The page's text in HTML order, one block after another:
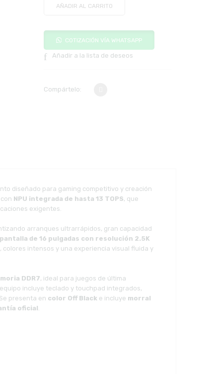
AÑADIR AL CARRITO
COTIZACIÓN VÍA WHATSAPP
Añadir a la lista de deseos
Compártelo:
diseñado para gaming competitivo y creación
con NPU integrada de hasta 13 TOPS, que
exigentes.
arranques ultrarrápidos, gran capacidad
pantalla de 16 pulgadas con resolución 2.5K
colores intensos y una experiencia visual fluida y
DDR7, ideal para juegos de última
incluye teclado y touchpad integrados,
presenta en color Off Black e incluye morral
oficial